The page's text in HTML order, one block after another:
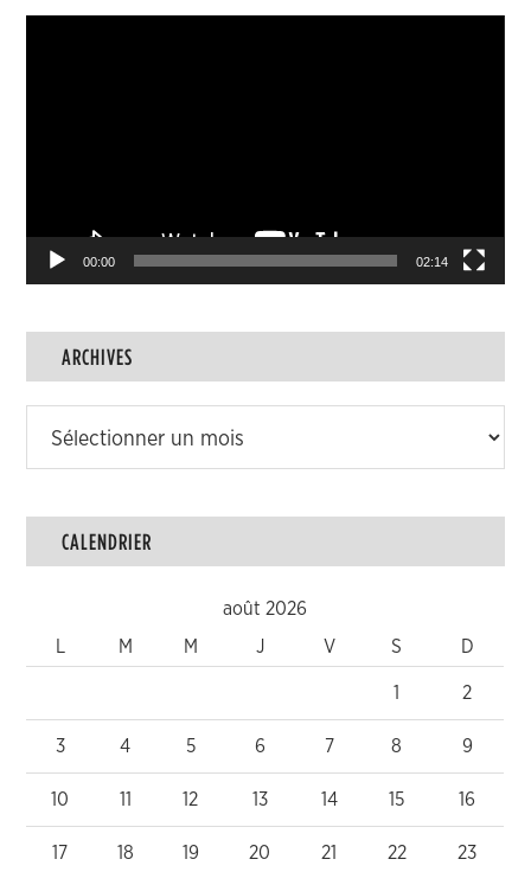
articles
00:00 02:14
ARCHIVES
CALENDRIER
août 2026
M M J V S D
1 2
3 4 5 6 7 8 9
10 11 12 13 14 15 16
17 18 19 20 21 22 23